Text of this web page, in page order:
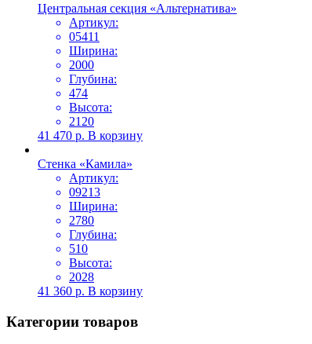
Центральная секция «Альтернатива»
Артикул:
05411
Ширина:
2000
Глубина:
474
Высота:
2120
41 470 р. В корзину
Стенка «Камила»
Артикул:
09213
Ширина:
2780
Глубина:
510
Высота:
2028
41 360 р. В корзину
Категории товаров